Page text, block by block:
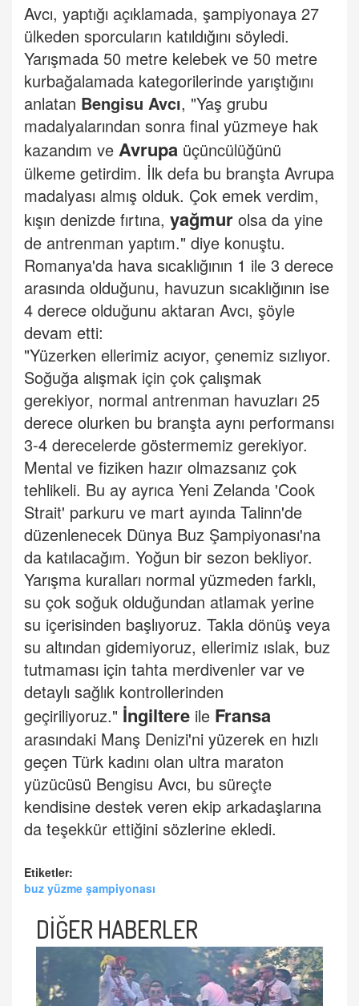
Avcı, yaptığı açıklamada, şampiyonaya 27
ülkeden sporcuların katıldığını söyledi.
Yarışmada 50 metre kelebek ve 50 metre
kurbağalamada kategorilerinde yarıştığını
anlatan Bengisu Avcı, "Yaş grubu
madalyalarından sonra final yüzmeye hak
kazandım ve Avrupa üçüncülüğünü
ülkeme getirdim. İlk defa bu branşta Avrupa
madalyası almış olduk. Çok emek verdim,
kışın denizde fırtına, yağmur olsa da yine
de antrenman yaptım." diye konuştu.
Romanya'da hava sıcaklığının 1 ile 3 derece
arasında olduğunu, havuzun sıcaklığının ise
4 derece olduğunu aktaran Avcı, şöyle
devam etti:
"Yüzerken ellerimiz acıyor, çenemiz sızlıyor.
Soğuğa alışmak için çok çalışmak
gerekiyor, normal antrenman havuzları 25
derece olurken bu branşta aynı performansı
3-4 derecelerde göstermemiz gerekiyor.
Mental ve fiziken hazır olmazsanız çok
tehlikeli. Bu ay ayrıca Yeni Zelanda 'Cook
Strait' parkuru ve mart ayında Talinn'de
düzenlenecek Dünya Buz Şampiyonası'na
da katılacağım. Yoğun bir sezon bekliyor.
Yarışma kuralları normal yüzmeden farklı,
su çok soğuk olduğundan atlamak yerine
su içerisinden başlıyoruz. Takla dönüş veya
su altından gidemiyoruz, ellerimiz ıslak, buz
tutmaması için tahta merdivenler var ve
detaylı sağlık kontrollerinden
geçiriliyoruz." İngiltere ile Fransa
arasındaki Manş Denizi'ni yüzerek en hızlı
geçen Türk kadını olan ultra maraton
yüzücüsü Bengisu Avcı, bu süreçte
kendisine destek veren ekip arkadaşlarına
da teşekkür ettiğini sözlerine ekledi.
Etiketler:
buz yüzme şampiyonası
DİĞER HABERLER